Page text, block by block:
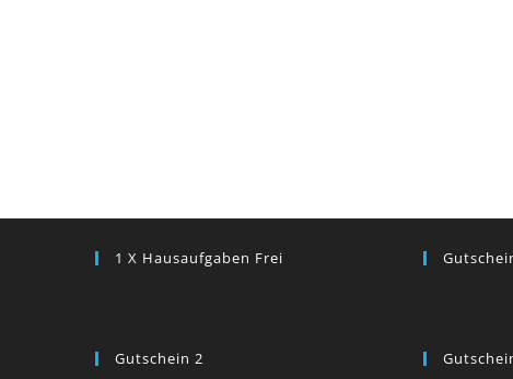
1 X Hausaufgaben Frei
Gutschein 2